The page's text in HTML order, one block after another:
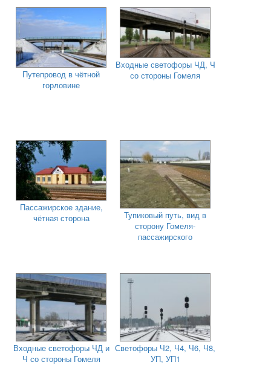
Путепровод в чётной
горловине
Входные светофоры ЧД, Ч
со стороны Гомеля
Пассажирское здание,
чётная сторона
Тупиковый путь, вид в
сторону Гомеля-
пассажирского
Входные светофоры ЧД и
Ч со стороны Гомеля
Светофоры Ч2, Ч4, Ч6, Ч8,
УП, УП1